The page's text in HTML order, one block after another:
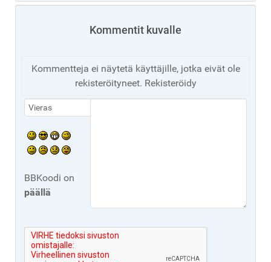
Kommentit kuvalle
Kommentteja ei näytetä käyttäjille, jotka eivät ole
rekisteröityneet. Rekisteröidy
BBKoodi on
päällä